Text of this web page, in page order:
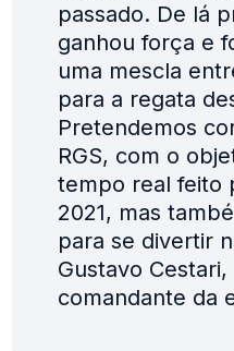
passado. De lá
ganhou força e
uma mescla
para a regata
Pretendemos
RGS, com o
tempo real feito
2021, mas
para se divertir
Gustavo
comandante da